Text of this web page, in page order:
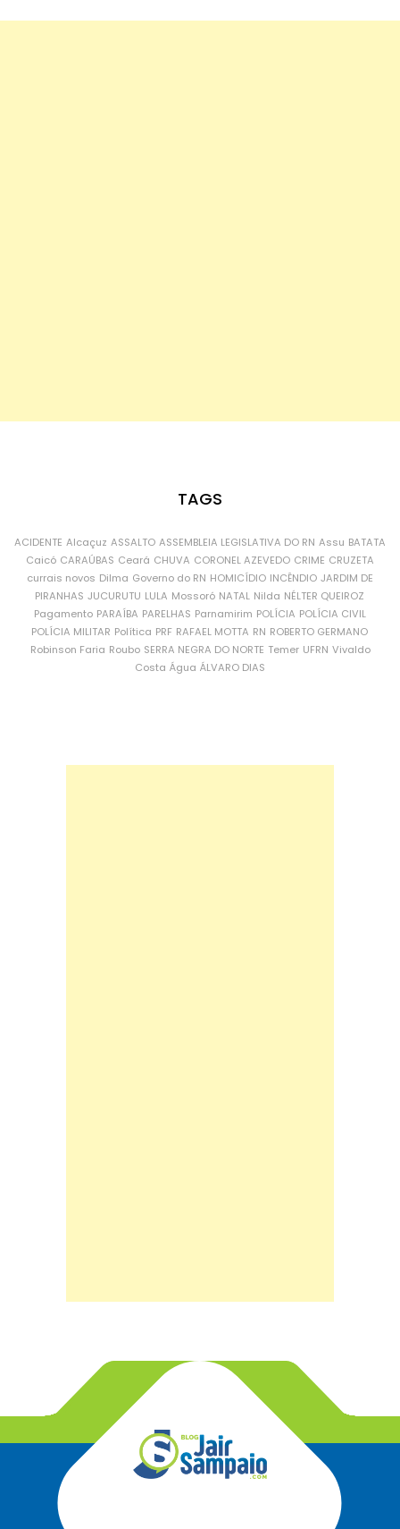
TAGS
ACIDENTE Alcaçuz ASSALTO ASSEMBLEIA LEGISLATIVA DO RN Assu BATATA
Caicó CARAÚBAS Ceará CHUVA CORONEL AZEVEDO CRIME CRUZETA
currais novos Dilma Governo do RN HOMICÍDIO INCÊNDIO JARDIM DE
PIRANHAS JUCURUTU LULA Mossoró NATAL Nilda NÉLTER QUEIROZ
Pagamento PARAÍBA PARELHAS Parnamirim POLÍCIA POLÍCIA CIVIL
POLÍCIA MILITAR Política PRF RAFAEL MOTTA RN ROBERTO GERMANO
Robinson Faria Roubo SERRA NEGRA DO NORTE Temer UFRN Vivaldo
Costa Água ÁLVARO DIAS